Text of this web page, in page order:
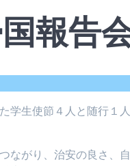
報告
学生使節４人と随行１
ながり、治安の良さ、